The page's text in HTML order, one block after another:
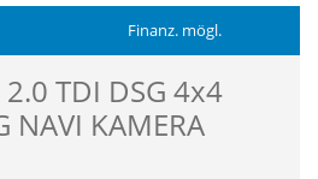
Finanz. mögl.
TDI DSG 4x4
NAVI KAMERA